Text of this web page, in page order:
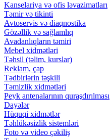
Kanselariya və ofis ləvazimatları
Təmir və tikinti
Avtoservis və diaqnostika
Gözəllik və sağlamlıq
Avadanlıqların təmiri
Mebel xidmətləri
Təhsil (təlim, kurslar)
Reklam, çap
Tədbirlərin təşkili
Təmizlik xidmətləri
Peyk antenalarının quraşdırılması
Dayələr
Hüquqi xidmətlər
Təhlükəsizlik sistemləri
Foto və video çəkiliş